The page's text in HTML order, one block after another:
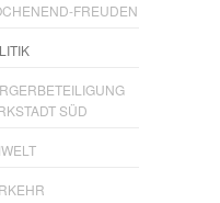
FREUDEN
SÜD